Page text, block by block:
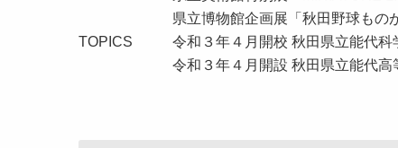
県立博物館企画展「秋田野球ものが
TOPICS 令和３年４月開校 秋田県立能代科
令和３年４月開設 秋田県立能代高等学